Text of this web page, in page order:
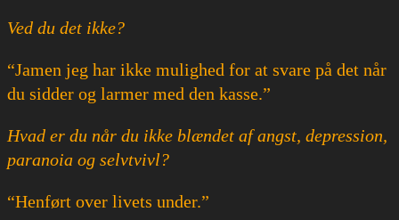
Ved du det ikke?
“Jamen jeg har ikke mulighed for at svare på det når
du sidder og larmer med den kasse.”
Hvad er du når du ikke blændet af angst, depression,
paranoia og selvtvivl?
“Henført over livets under.”